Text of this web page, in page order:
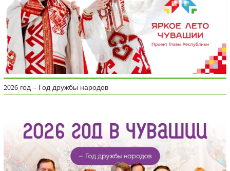
2026 год – Год дружбы народов